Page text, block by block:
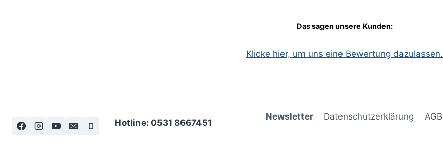
Das sagen unsere Kunden:
Klicke hier, um uns eine Bewertung dazulassen.
Hotline: 0531 8667451
Newsletter Datenschutzerklärung AGB